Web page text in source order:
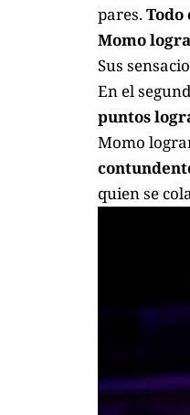
pares.Todo
Momo
Sus
En el
puntos
Momo
quien se